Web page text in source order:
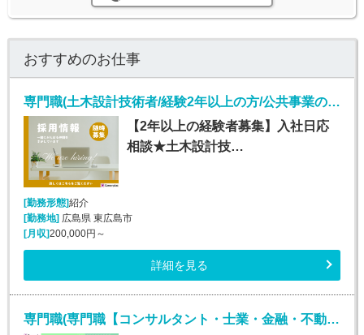
おすすめのお仕事
専門職(土木設計技術者/経験2年以上の方/公共事業の元請け)
【2年以上の経験者募集】入社日応
相談★土木設計技…
[勤務形態]紹介
[勤務地]広島県 東広島市
[月収]200,000円～
詳細を見る
専門職(専門職【コンサルタント・士業・金融・不動産】/未経験OK)